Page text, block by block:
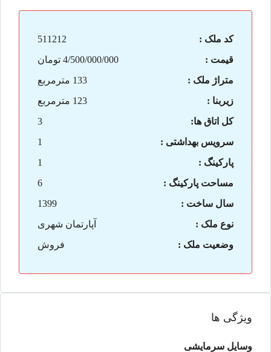
کد ملک :
511212
قیمت :
4/500/000/000 تومان
متراژ ملک :
133 مترمربع
زیربنا :
123 مترمربع
کل اتاق ها:
3
سرویس بهداشتی :
1
پارکینگ :
1
مساحت پارکینگ :
6
سال ساخت :
1399
نوع ملک :
آپارتمان شهری
وضعیت ملک :
فروش
ویژگی ها
وسایل سرمایشی